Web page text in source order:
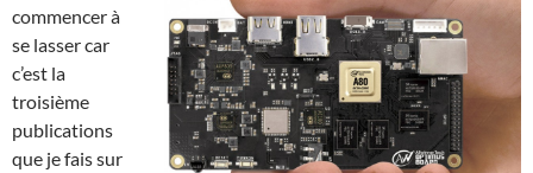
commencer à
se lasser car
c’est la
troisième
publications
que je fais sur